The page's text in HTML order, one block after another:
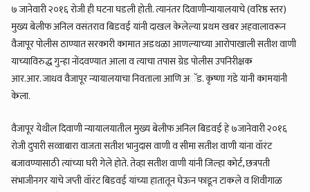
७ जानेवारी २०१६ रोजी ही घटना घडली होती. त्यानंतर दिवाणीन्यायालयाचे (वरिष्ठ स्तर)
मुख्य बेलीफ अनिल वसंतराव बिडवई यांनी दाखल केलेल्या प्रथम खबर अहवालावरून
वैजापूर पोलीस ठाण्यात सरकारी कामात अडथळा आणल्याच्या आरोपाखाली सतीश वाणी
याच्याविरुद्ध गुन्हा नोंदवण्यात आला व त्याचा तपास ग्रेड पोलीस उपनिरीक्षक
आर.आर. जाधव वैजापूर न्यायालयाचा निवताला आणि अॅड. कृष्णा गंडे यांनी कामयांनी
केला.
वैजापूर येथील दिवाणी न्यायालयातील मुख्य बेलीफ अनिल बिडवई हे ७जानेवारी २०१६
रोजी दुपारी सव्वाबारा वाजता सतीश भानुदास वाणी व सीमा सतीश वाणी यांना वॉरंट
बजावण्यासाठी त्यांच्या घरी गेले होते. तेव्हा सतीश वाणी यांनी जिल्हा कोर्ट, छत्रपती
संभाजीनगर यांचे जप्ती वॉरंट बिडवई यांच्या हातातून घेऊन फाडून टाकले व शिवीगाळ